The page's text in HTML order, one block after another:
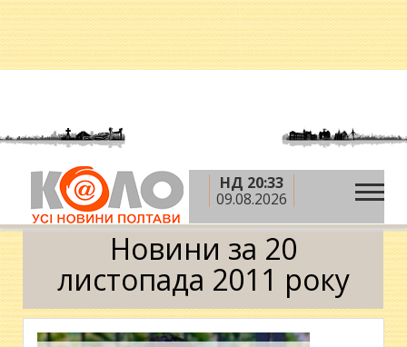
НД 20:33
09.08.2026
Головна » 2011 рік » листопад »20 листопада
Календар
Новини за 20
листопада 2011 року